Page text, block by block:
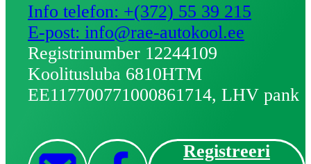
Info telefon: +(372) 55 39 215
E-post: info@rae-autokool.ee
Registrinumber 12244109
Koolitusluba 6810HTM
EE117700771000861714, LHV pank
Registreeri